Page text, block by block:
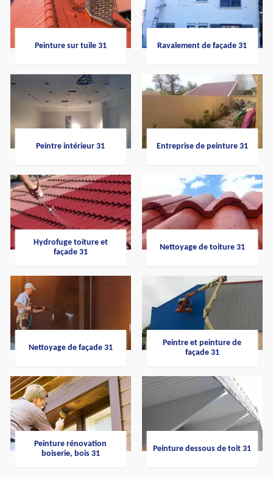
Peinture sur tuile 31 Ravalement de façade 31
Peintre intérieur 31 Entreprise de peinture 31
Hydrofuge toiture et
façade 31
Nettoyage de toiture 31
Nettoyage de façade 31
Peintre et peinture de
façade 31
Peinture rénovation
boiserie, bois 31
Peinture dessous de toit 31